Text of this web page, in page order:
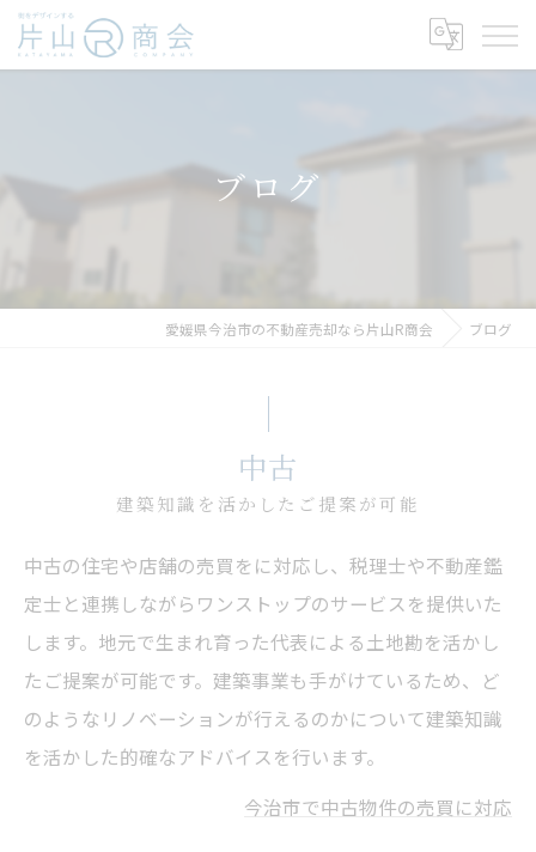
ブログ
愛媛県今治市の不動産売却なら片山R商会 ブログ
中古
建築知識を活かしたご提案が可能
中古の住宅や店舗の売買をに対応し、税理士や不動産鑑
定士と連携しながらワンストップのサービスを提供いた
します。地元で生まれ育った代表による土地勘を活かし
たご提案が可能です。建築事業も手がけているため、ど
のようなリノベーションが行えるのかについて建築知識
を活かした的確なアドバイスを行います。
今治市で中古物件の売買に対応